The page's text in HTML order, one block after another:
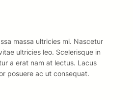
massa ultricies mi. Nascetur
ultricies leo. Scelerisque in
a erat nam at lectus. Lacus
posuere ac ut consequat.